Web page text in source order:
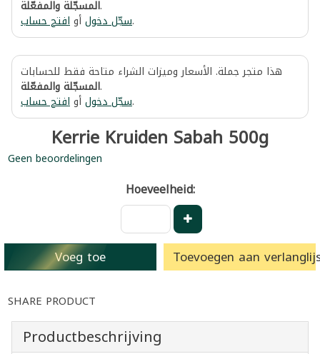
المسجّلة والمفعّلة.
سجّل دخولأوافتح حساب .
هذا متجر جملة. الأسعار وميزات الشراء متاحة فقط للحسابات
المسجّلة والمفعّلة.
سجّل دخولأوافتح حساب .
Kerrie Kruiden Sabah 500g
Geen beoordelingen
Hoeveelheid:
Voeg toe Toevoegen aan
SHARE PRODUCT
Productbeschrijving